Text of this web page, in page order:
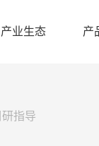
产业生态 产
指导